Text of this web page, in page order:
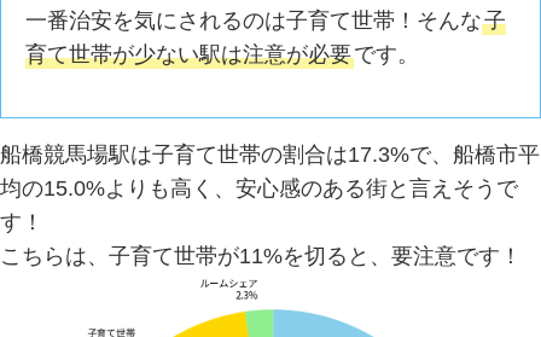
一番治安を気にされるのは子育て世帯！そんな子
育て世帯が少ない駅は注意が必要です。
船橋競馬場駅は子育て世帯の割合は17.3%で、船橋市平
均の15.0%よりも高く、安心感のある街と言えそうで
す！
こちらは、子育て世帯が11%を切ると、要注意です！